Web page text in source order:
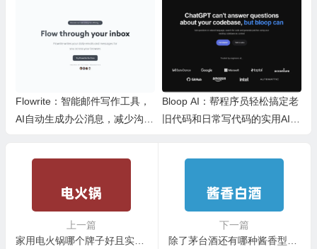
Flowrite：智能邮件写作工具，
AI自动生成办公消息，减少沟通
Bloop AI：帮程序员轻松搞定老
旧代码和日常写代码的实用AI小
上一篇
家用电火锅哪个牌子好且实用 5款好品质家用电火锅推荐
下一篇